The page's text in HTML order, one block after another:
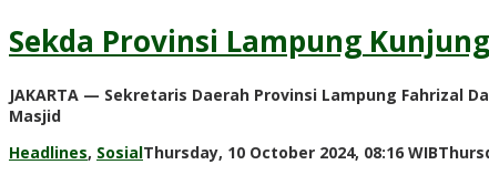
Sekda Provinsi Lampung
JAKARTA — Sekretaris Daerah Provinsi Lampung Fahrizal
Masjid
Headlines, SosialThursday, 10 October 2024, 08:16 WIB